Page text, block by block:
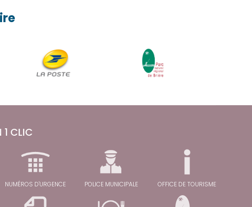
1 CLIC
NUMÉROS D'URGENCE POLICE MUNICIPALE OFFICE DE TOURISME